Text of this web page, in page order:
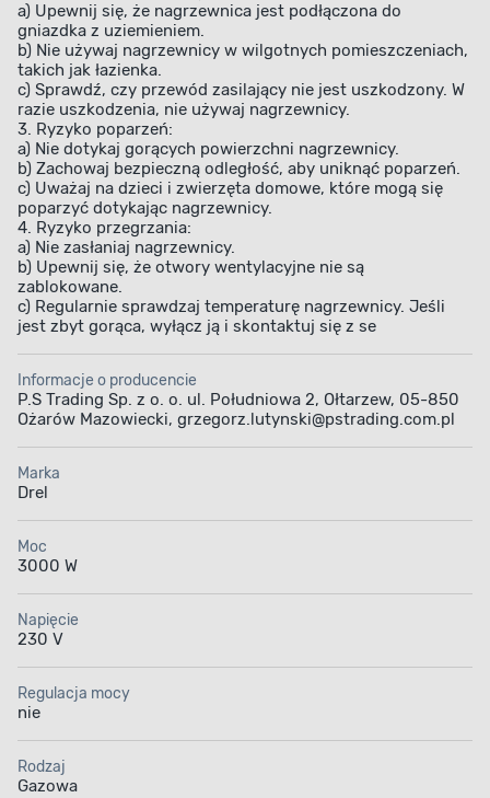
a) Upewnij się, że nagrzewnica jest podłączona do
gniazdka z uziemieniem.
b) Nie używaj nagrzewnicy w wilgotnych pomieszczeniach,
takich jak łazienka.
c) Sprawdź, czy przewód zasilający nie jest uszkodzony. W
razie uszkodzenia, nie używaj nagrzewnicy.
3. Ryzyko poparzeń:
a) Nie dotykaj gorących powierzchni nagrzewnicy.
b) Zachowaj bezpieczną odległość, aby uniknąć poparzeń.
c) Uważaj na dzieci i zwierzęta domowe, które mogą się
poparzyć dotykając nagrzewnicy.
4. Ryzyko przegrzania:
a) Nie zasłaniaj nagrzewnicy.
b) Upewnij się, że otwory wentylacyjne nie są
zablokowane.
c) Regularnie sprawdzaj temperaturę nagrzewnicy. Jeśli
jest zbyt gorąca, wyłącz ją i skontaktuj się z se
Informacje o producencie
P.S Trading Sp. z o. o. ul. Południowa 2, Ołtarzew, 05-850
Ożarów Mazowiecki, grzegorz.lutynski@pstrading.com.pl
Marka
Drel
Moc
3000 W
Napięcie
230 V
Regulacja mocy
nie
Rodzaj
Gazowa